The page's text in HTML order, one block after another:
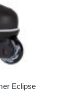
Eclipse